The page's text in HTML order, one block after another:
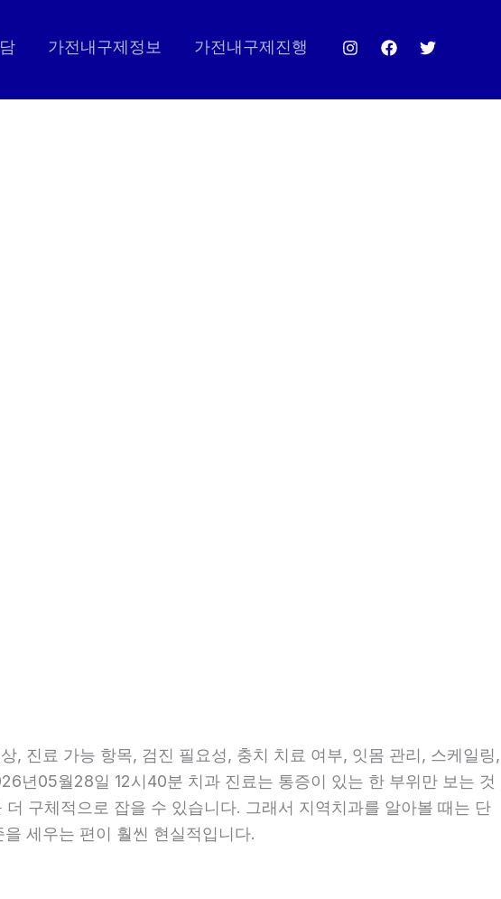
가전내구제정보 가전내구제진행
, 진료 가능 항목, 검진 필요성, 충치 치료 여부, 잇몸 관리, 스케일링,
년05월28일 12시40분 치과 진료는 통증이 있는 한 부위만 보는 것
구체적으로 잡을 수 있습니다. 그래서 지역치과를 알아볼 때는 단
세우는 편이 훨씬 현실적입니다.